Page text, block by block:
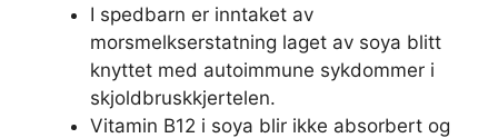
I spedbarn er inntaket av
morsmelkserstatning laget av soya blitt
knyttet med autoimmune sykdommer i
skjoldbruskkjertelen.
Vitamin B12 i soya blir ikke absorbert og